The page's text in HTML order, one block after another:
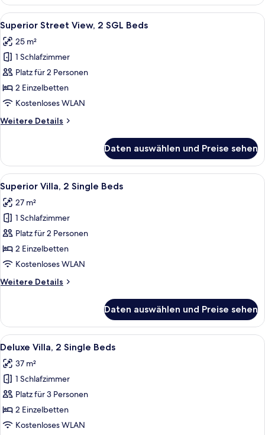
Plunge
Pool
Villa
Alle
Fotos
für
Superior
Street
View,
2
Beds
Ein Hotelzimmer mit Bett, einer
8
Superior Street View, 2 SGL Beds
25 m²
1 Schlafzimmer
Platz für 2 Personen
2 Einzelbetten
Kostenloses WLAN
Weitere Details
Weitere
Street
View,
2
SGL
Beds
Daten auswählen und Preise sehen
Alle
Fotos
für
Superior
Villa,
2
Single
anzeigen
Ein Hotelzimmer mit zwei Betten,
10
Superior Villa, 2 Single Beds
27 m²
1 Schlafzimmer
Platz für 2 Personen
2 Einzelbetten
Kostenloses WLAN
Weitere Details
Weitere
Villa,
Single
Daten auswählen und Preise sehen
Alle
Fotos
für
Deluxe
Villa,
2
Single
Ein Hotelzimmer mit Bett, Blick auf
9
Deluxe Villa, 2 Single Beds
37 m²
1 Schlafzimmer
Platz für 3 Personen
2 Einzelbetten
Kostenloses WLAN